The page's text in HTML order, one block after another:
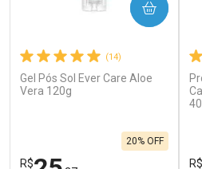
(14)
Gel Pós Sol Ever Care Aloe
Vera 120g
R$
20% OFF
COMPRAR
R$